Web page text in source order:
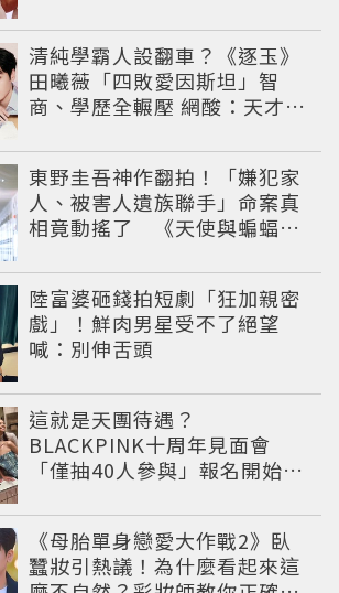
清純學霸人設翻車？《逐玉》
田曦薇「四敗愛因斯坦」智
商、學歷全輾壓 網酸：天才全
東野圭吾神作翻拍！「嫌犯家
人、被害人遺族聯手」命案真
相竟動搖了 《天使與蝙蝠》
陸富婆砸錢拍短劇「狂加親密
戲」！鮮肉男星受不了絕望
喊：別伸舌頭
這就是天團待遇？
BLACKPINK十周年見面會
「僅抽40人參與」報名開始到
《母胎單身戀愛大作戰2》臥
蠶妝引熱議！為什麼看起來這